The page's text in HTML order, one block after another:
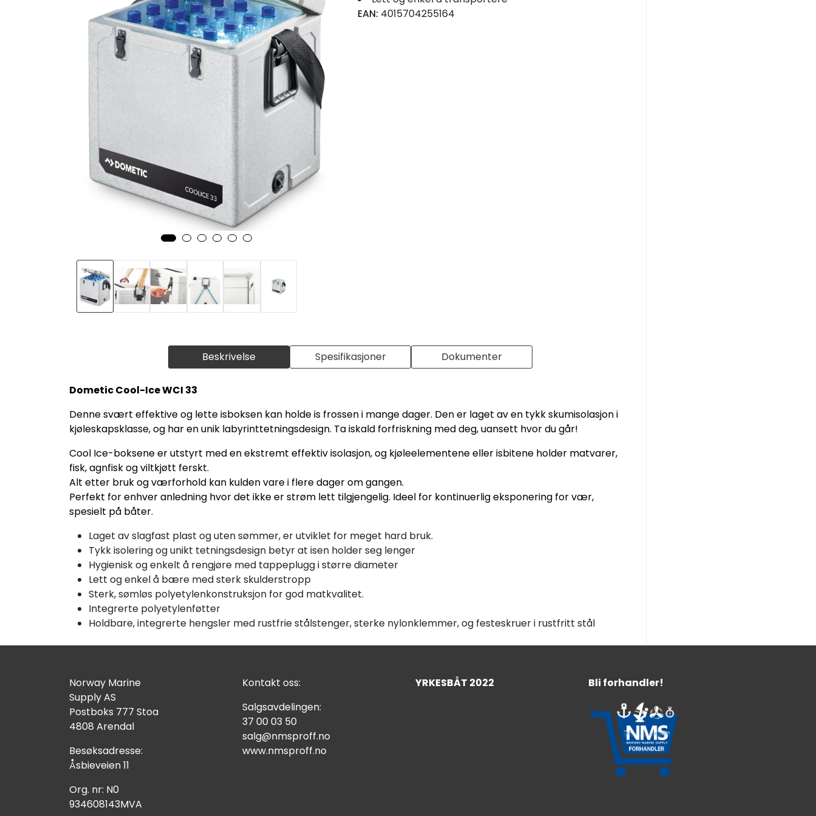
Beskrivelse Spesifikasjoner Dokumenter
Dometic Cool-Ice WCI 33
Denne svært effektive og lette isboksen kan holde is frossen i mange dager. Den er laget av en tykk skumisolasjon i
kjøleskapsklasse, og har en unik labyrinttetningsdesign. Ta iskald forfriskning med deg, uansett hvor du går!
Cool Ice-boksene er utstyrt med en ekstremt effektiv isolasjon, og kjøleelementene eller isbitene holder matvarer,
fisk, agnfisk og viltkjøtt ferskt.
Alt etter bruk og værforhold kan kulden vare i flere dager om gangen.
Perfekt for enhver anledning hvor det ikke er strøm lett tilgjengelig. Ideel for kontinuerlig eksponering for vær,
spesielt på båter.
Laget av slagfast plast og uten sømmer, er utviklet for meget hard bruk.
Tykk isolering og unikt tetningsdesign betyr at isen holder seg lenger
Hygienisk og enkelt å rengjøre med tappeplugg i større diameter
Lett og enkel å bære med sterk skulderstropp
Sterk, sømløs polyetylenkonstruksjon for god matkvalitet.
Integrerte polyetylenføtter
Holdbare, integrerte hengsler med rustfrie stålstenger, sterke nylonklemmer, og festeskruer i rustfritt stål
EAN: 4015704255164
Norway Marine
Supply AS
Postboks 777 Stoa
4808 Arendal
Besøksadresse:
Åsbieveien 11
Org. nr: N0
934608143MVA
Kontakt oss:
Salgsavdelingen:
37 00 03 50
salg@nmsproff.no
www.nmsproff.no
YRKESBÅT 2022 Bli forhandler!